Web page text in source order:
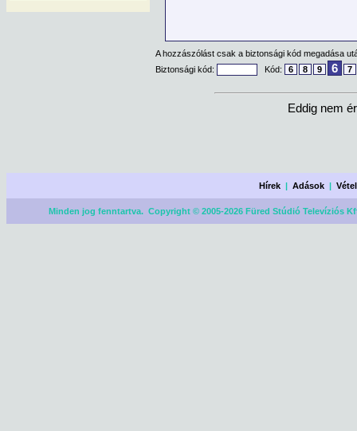
A hozzászólást csak a biztonsági kód megadása
Biztonsági kód:
Kód: 6 8 9 6 7
Eddig nem
Hírek |Adások |
Minden jog fenntartva. Copyright © 2005-2026 Füred Stúdió Televíziós